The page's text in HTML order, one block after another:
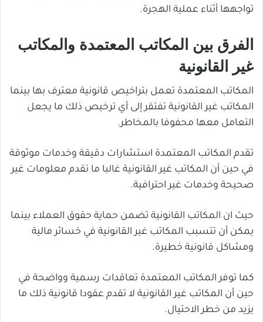
تواجهها أثناء عملية الهجرة.
الفرق بين المكاتب المعتمدة والمكاتب
غير القانونية
المكاتب المعتمدة تعمل بتراخيص قانونية معترف بها بينما
المكاتب غير القانونية تفتقر إلى أي ترخيص ذلك ما يجعل
التعامل معها محفوفا بالمخاطر.
تقدم المكاتب المعتمدة استشارات دقيقة وخدمات موثوقة
في حين أن المكاتب غير القانونية غالبا ما تقدم معلومات غير
صحيحة وخدمات غير احترافية.
حيث ان المكاتب القانونية تضمن حماية حقوق العملاء بينما
يمكن أن تتسبب المكاتب غير القانونية في خسائر مالية
ومشاكل قانونية خطيرة.
كما توفر المكاتب المعتمدة تعاقدات رسمية وواضحة في
حين أن المكاتب غير القانونية لا تقدم عقودا قانونية ذلك ما
يزيد من خطر الاحتيال.